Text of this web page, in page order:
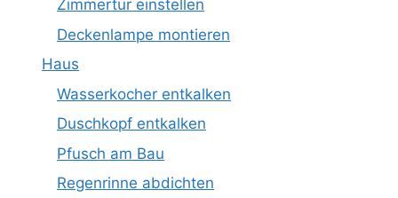
Zimmertür einstellen
Deckenlampe montieren
Haus
Wasserkocher entkalken
Duschkopf entkalken
Pfusch am Bau
Regenrinne abdichten